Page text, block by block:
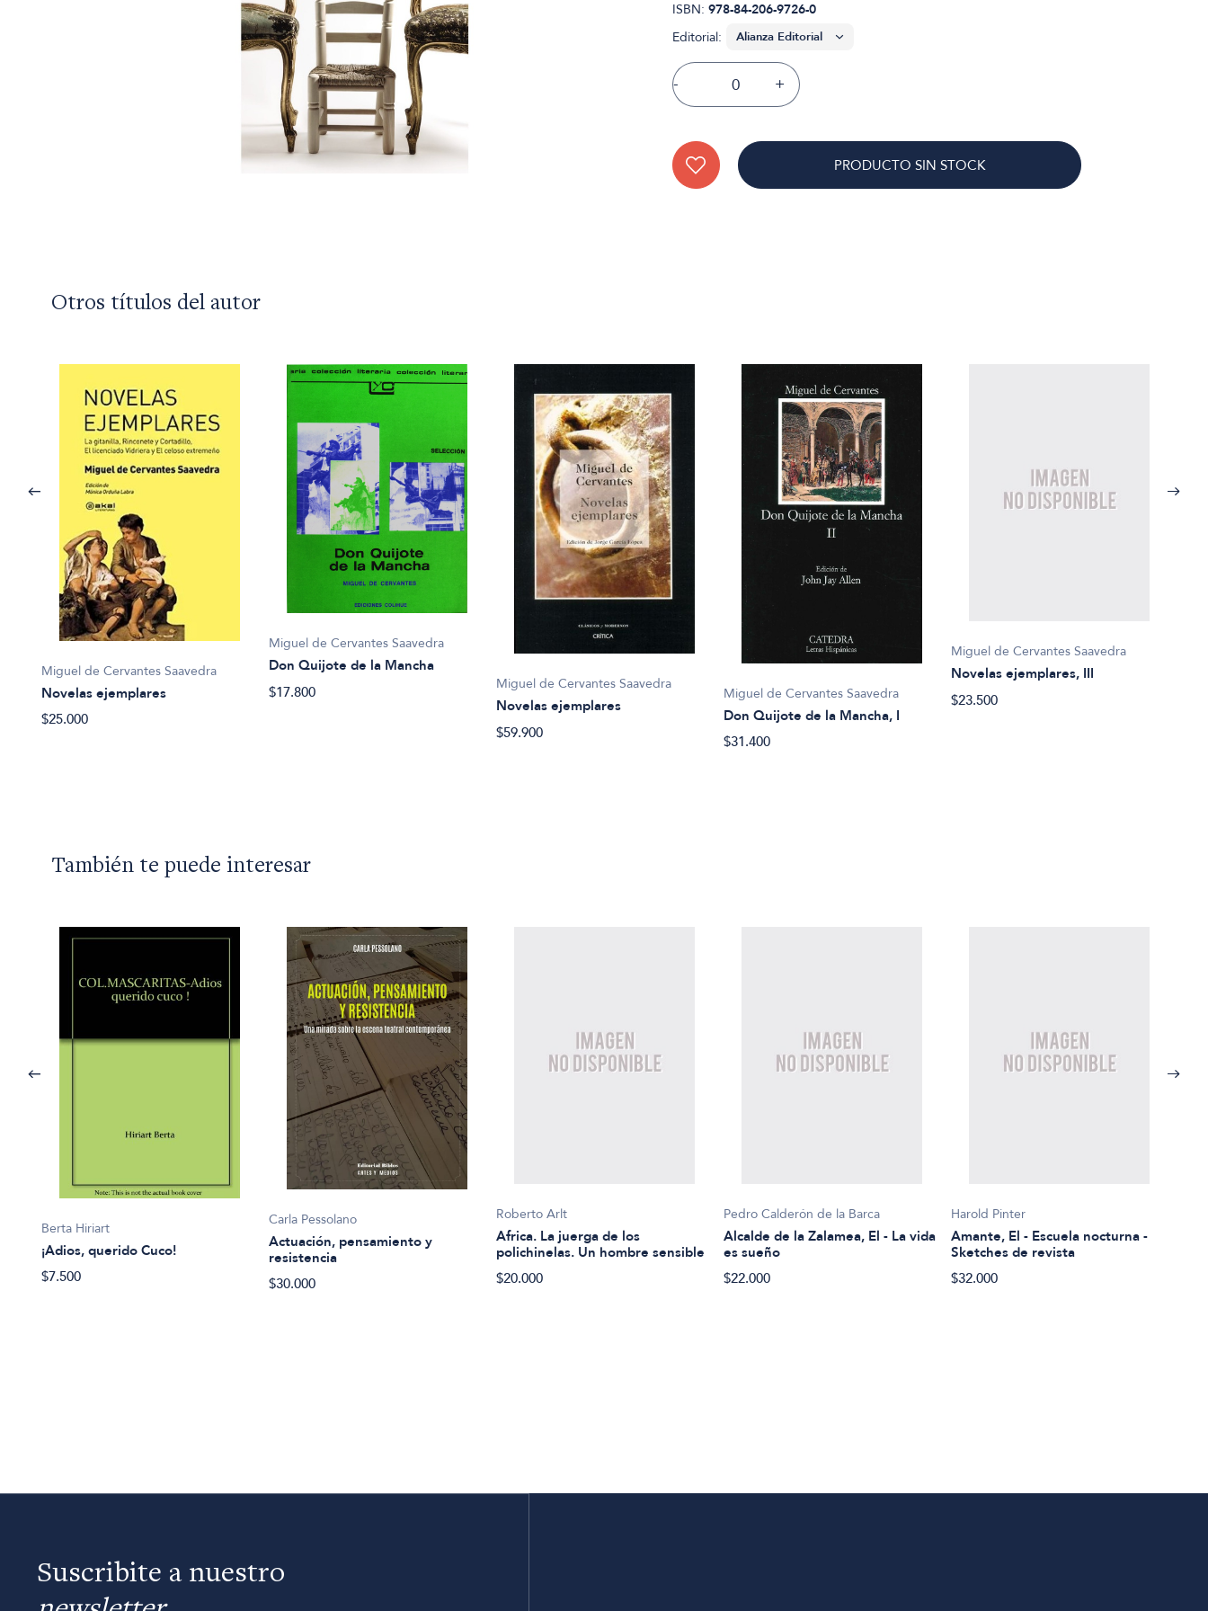
ISBN: 978-84-206-9726-0
Editorial:
- +
PRODUCTO SIN STOCK
Otros títulos del autor
Miguel de Cervantes Saavedra
Novelas ejemplares
$25.000
Miguel de Cervantes Saavedra
Don Quijote de la Mancha
$17.800
Miguel de Cervantes Saavedra
Novelas ejemplares
$59.900
Miguel de Cervantes Saavedra
Don Quijote de la Mancha, I
$31.400
Miguel de Cervantes Saavedra
Novelas ejemplares, III
$23.500
También te puede interesar
Berta Hiriart
¡Adios, querido Cuco!
$7.500
Carla Pessolano
Actuación, pensamiento y
resistencia
$30.000
Roberto Arlt
Africa. La juerga de los
polichinelas. Un hombre sensible
$20.000
Pedro Calderón de la Barca
Alcalde de la Zalamea, El - La vida
es sueño
$22.000
Harold Pinter
Amante, El - Escuela nocturna -
Sketches de revista
$32.000
Suscribite a nuestro